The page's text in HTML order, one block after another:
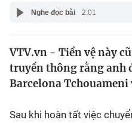
Chân dung
Sự kiện
Bóng đá
Thể thao Điện tử
Nghe đọc bài 2:01
VTV.vn - Tiền vệ này
truyền thông rằng anh
Barcelona Tchouameni
Sau khi hoàn tất việc